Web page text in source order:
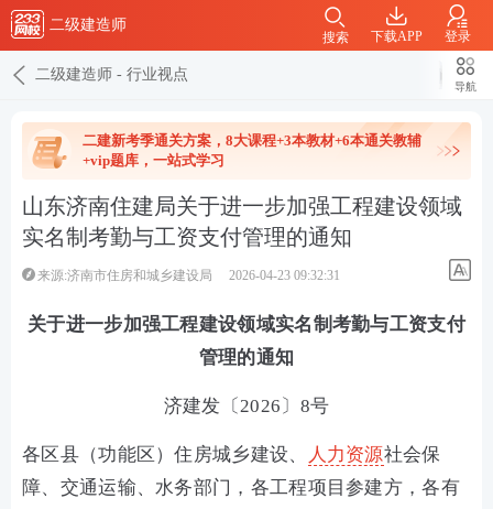
二级建造师
下载APP 登录
搜索
二级建造师 - 行业视点
导航
二建新考季通关方案，8大课程+3本教材+6本通关教辅
+vip题库，一站式学习
山东济南住建局关于进一步加强工程建设领域
实名制考勤与工资支付管理的通知
来源:济南市住房和城乡建设局 2026-04-23 09:32:31
关于进一步加强工程建设领域实名制考勤与工资支付
管理的通知
济建发〔2026〕8号
各区县（功能区）住房城乡建设、 人力资源社会保
障、交通运输、水务部门，各工程项目参建方，各有